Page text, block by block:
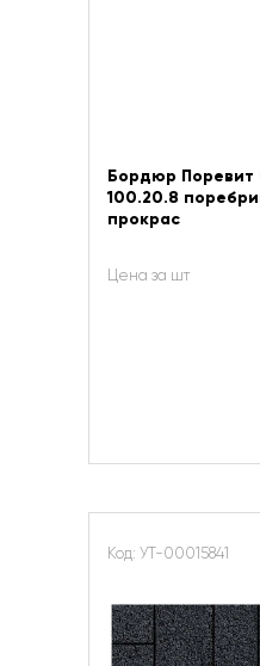
Бордюр Поревит
100.20.8
прокрас
Цена за шт
Код: УТ-00015841